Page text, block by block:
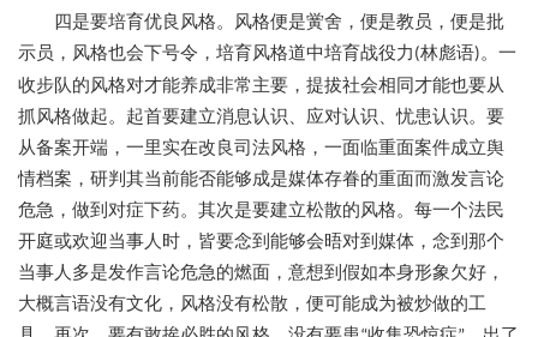
四是要培育优良风格。风格便是黉舍，便是教员，便是批
示员，风格也会下号令，培育风格道中培育战役力 (林彪语) 。一
收步队的风格对才能养成非常主要，提拔社会相同才能也要从
抓风格做起。起首要建立消息认识、应对认识、忧患认识。要
从备案开端，一里实在改良司法风格，一面临重面案件成立舆
情档案，研判其当前能否能够成是媒体存眷的重面而激发言论
危急，做到对症下药。其次是要建立松散的风格。每一个法民
开庭或欢迎当事人时，皆要念到能够会晤对到媒体，念到那个
当事人多是发作言论危急的燃面，意想到假如本身形象欠好，
大概言语没有文化，风格没有松散，便可能成为被炒做的工